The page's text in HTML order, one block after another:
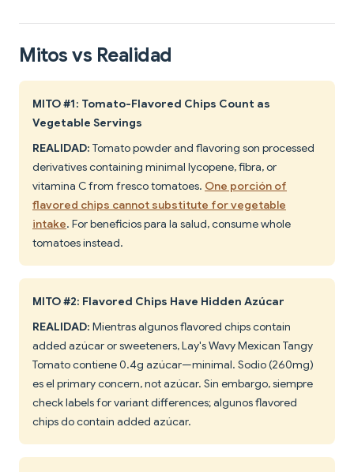
Mitos vs Realidad
MITO #1: Tomato-Flavored Chips Count as
Vegetable Servings
REALIDAD: Tomato powder and flavoring son processed
derivatives containing minimal lycopene, fibra, or
vitamina C from fresco tomatoes. One porción of
flavored chips cannot substitute for vegetable
intake. For beneficios para la salud, consume whole
tomatoes instead.
MITO #2: Flavored Chips Have Hidden Azúcar
REALIDAD: Mientras algunos flavored chips contain
added azúcar or sweeteners, Lay's Wavy Mexican Tangy
Tomato contiene 0.4g azúcar—minimal. Sodio (260mg)
es el primary concern, not azúcar. Sin embargo, siempre
check labels for variant differences; algunos flavored
chips do contain added azúcar.